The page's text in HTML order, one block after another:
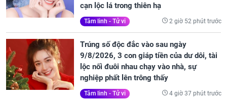
cạn lộc lá trong thiên hạ
Tâm linh - Tử vi 2 giờ 52 phút trước
Trúng số độc đắc vào sau ngày
9/8/2026, 3 con giáp tiền của dư dôi, tài
lộc nối đuôi nhau chạy vào nhà, sự
nghiệp phất lên trông thấy
Tâm linh - Tử vi 4 giờ 37 phút trước